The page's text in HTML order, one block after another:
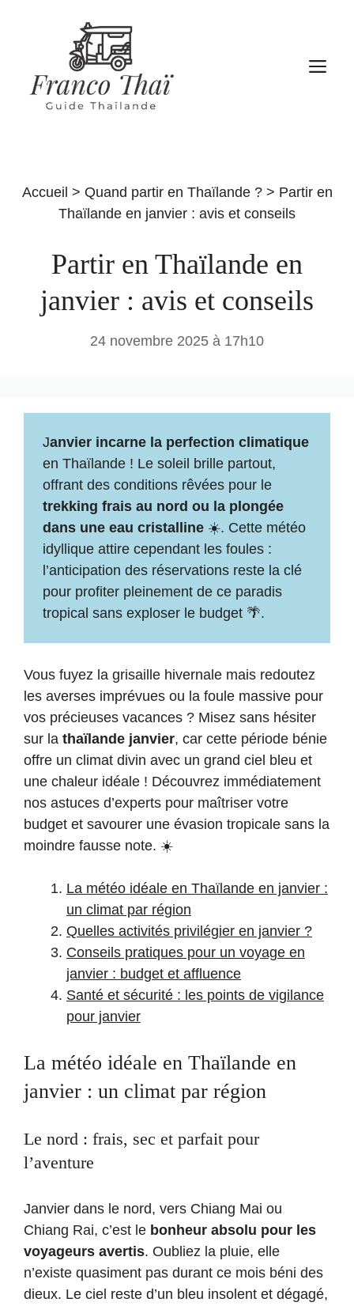
Accueil > Quand partir en Thaïlande ?> Partir en
Thaïlande en janvier : avis et conseils
Partir en Thaïlande en
janvier : avis et conseils
24 novembre 2025 à 17h10
Janvier incarne la perfection climatique
en Thaïlande ! Le soleil brille partout,
offrant des conditions rêvées pour le
trekking frais au nord ou la plongée
dans une eau cristalline ☀️. Cette météo
idyllique attire cependant les foules :
l’anticipation des réservations reste la clé
pour profiter pleinement de ce paradis
tropical sans exploser le budget 🌴.
Vous fuyez la grisaille hivernale mais redoutez
les averses imprévues ou la foule massive pour
vos précieuses vacances ? Misez sans hésiter
sur la thaïlande janvier, car cette période bénie
offre un climat divin avec un grand ciel bleu et
une chaleur idéale ! Découvrez immédiatement
nos astuces d’experts pour maîtriser votre
budget et savourer une évasion tropicale sans la
moindre fausse note. ☀️
La météo idéale en Thaïlande en janvier :
un climat par région
Quelles activités privilégier en janvier ?
Conseils pratiques pour un voyage en
janvier : budget et affluence
Santé et sécurité : les points de vigilance
pour janvier
La météo idéale en Thaïlande en
janvier : un climat par région
Le nord : frais, sec et parfait pour
l’aventure
Janvier dans le nord, vers Chiang Mai ou
Chiang Rai, c’est le bonheur absolu pour les
voyageurs avertis. Oubliez la pluie, elle
n’existe quasiment pas durant ce mois béni des
dieux. Le ciel reste d’un bleu insolent et dégagé,